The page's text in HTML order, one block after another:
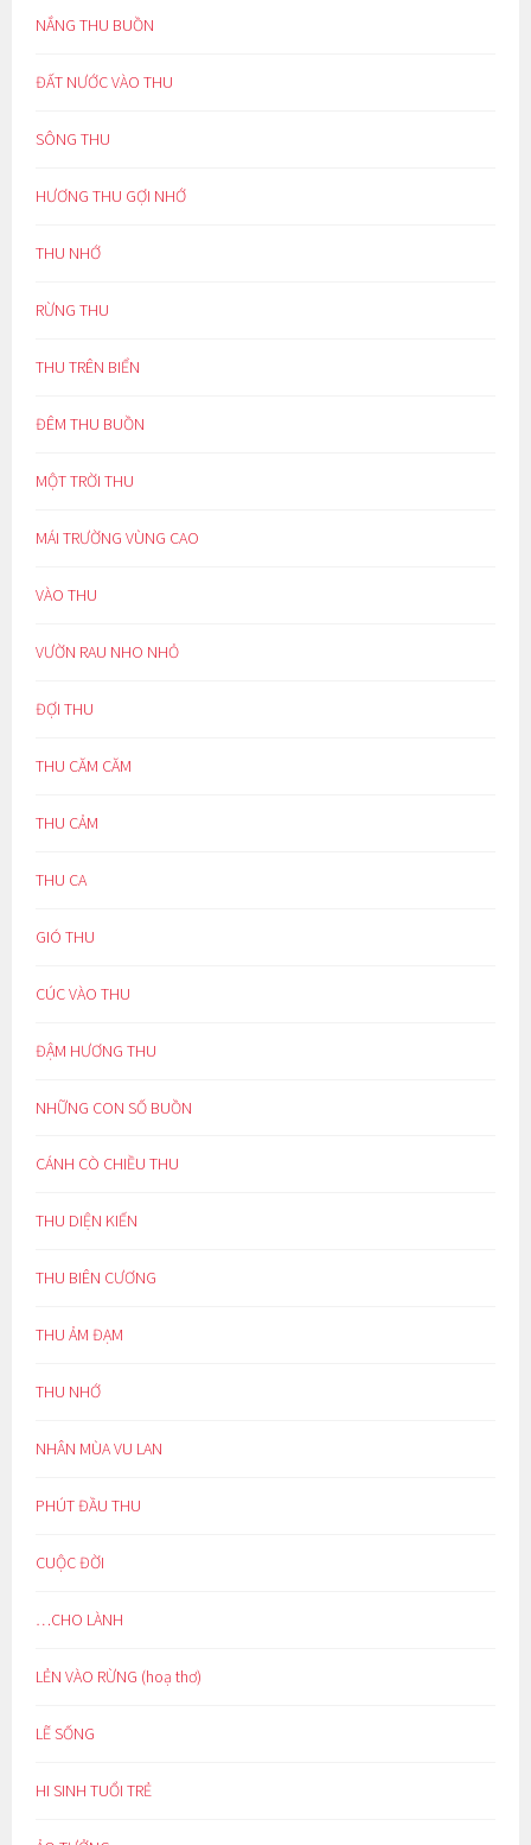
NẮNG THU BUỒN
ĐẤT NƯỚC VÀO THU
SÔNG THU
HƯƠNG THU GỢI NHỚ
THU NHỚ
RỪNG THU
THU TRÊN BIỂN
ĐÊM THU BUỒN
MỘT TRỜI THU
MÁI TRƯỜNG VÙNG CAO
VÀO THU
VƯỜN RAU NHO NHỎ
ĐỢI THU
THU CĂM CĂM
THU CẢM
THU CA
GIÓ THU
CÚC VÀO THU
ĐẬM HƯƠNG THU
NHỮNG CON SỐ BUỒN
CÁNH CÒ CHIỀU THU
THU DIỆN KIẾN
THU BIÊN CƯƠNG
THU ẢM ĐẠM
THU NHỚ
NHÂN MÙA VU LAN
PHÚT ĐẦU THU
CUỘC ĐỜI
…CHO LÀNH
LẺN VÀO RỪNG (hoạ thơ)
LẼ SỐNG
HI SINH TUỔI TRẺ